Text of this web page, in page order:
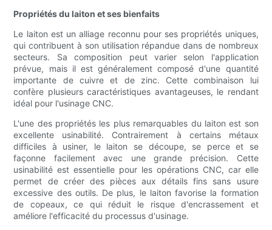
Propriétés du laiton et ses bienfaits
Le laiton est un alliage reconnu pour ses propriétés uniques,
qui contribuent à son utilisation répandue dans de nombreux
secteurs. Sa composition peut varier selon l'application
prévue, mais il est généralement composé d'une quantité
importante de cuivre et de zinc. Cette combinaison lui
confère plusieurs caractéristiques avantageuses, le rendant
idéal pour l'usinage CNC.
L'une des propriétés les plus remarquables du laiton est son
excellente usinabilité. Contrairement à certains métaux
difficiles à usiner, le laiton se découpe, se perce et se
façonne facilement avec une grande précision. Cette
usinabilité est essentielle pour les opérations CNC, car elle
permet de créer des pièces aux détails fins sans usure
excessive des outils. De plus, le laiton favorise la formation
de copeaux, ce qui réduit le risque d'encrassement et
améliore l'efficacité du processus d'usinage.